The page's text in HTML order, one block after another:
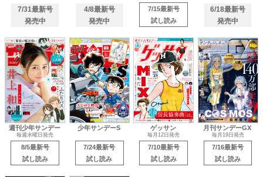
7/31最新号
発売中
4/8最新号
発売中
7/15最新号
試し読み
6/18最新号
発売中
週刊少年サンデー
毎週水曜日発売
8/5最新号
試し読み
少年サンデーS
7/24最新号
試し読み
ゲッサン
毎月12日発売
7/10最新号
試し読み
月刊サンデーGX
毎月19日発売
7/16最新号
試し読み